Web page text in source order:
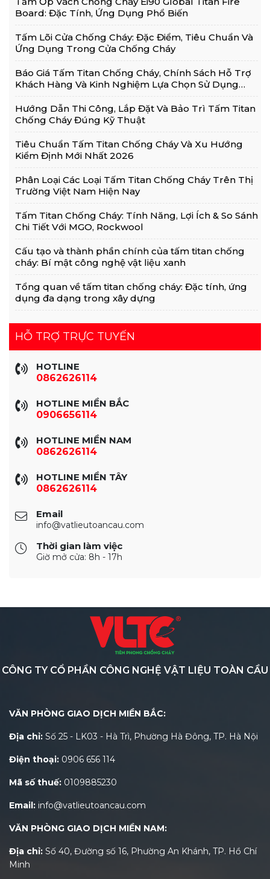
Board: Đặc Tính, Ứng Dụng Phổ Biến
Tấm Lõi Cửa Chống Cháy: Đặc Điểm, Tiêu Chuẩn Và
Ứng Dụng Trong Cửa Chống Cháy
Báo Giá Tấm Titan Chống Cháy, Chính Sách Hỗ Trợ
Khách Hàng Và Kinh Nghiệm Lựa Chọn Sử Dụng
Hướng Dẫn Thi Công, Lắp Đặt Và Bảo Trì Tấm Titan
Chống Cháy Đúng Kỹ Thuật
Tiêu Chuẩn Tấm Titan Chống Cháy Và Xu Hướng
Kiểm Định Mới Nhất 2026
Phân Loại Các Loại Tấm Titan Chống Cháy Trên Thị
Trường Việt Nam Hiện Nay
Tấm Titan Chống Cháy: Tính Năng, Lợi Ích & So Sánh
Chi Tiết Với MGO, Rockwool
Cấu tạo và thành phần chính của tấm titan chống
cháy: Bí mật công nghệ vật liệu xanh
Tổng quan về tấm titan chống cháy: Đặc tính, ứng
dụng đa dạng trong xây dựng
HỖ TRỢ TRỰC TUYẾN
HOTLINE
0862626114
HOTLINE MIỀN BẮC
0906656114
HOTLINE MIỀN NAM
0862626114
HOTLINE MIỀN TÂY
0862626114
Email
info@vatlieutoancau.com
Thời gian làm việc
Giờ mở cửa: 8h - 17h
CÔNG TY CỔ PHẦN CÔNG NGHỆ VẬT LIỆU TOÀN CẦU
VĂN PHÒNG GIAO DỊCH MIỀN BẮC:
Địa chỉ: Số 25 - LK03 - Hà Trì, Phường Hà Đông, TP. Hà Nội
Điện thoại: 0906 656 114
Mã số thuế: 0109885230
Email: info@vatlieutoancau.com
VĂN PHÒNG GIAO DỊCH MIỀN NAM:
Địa chỉ: Số 40, Đường số 16, Phường An Khánh, TP. Hồ Chí
Minh